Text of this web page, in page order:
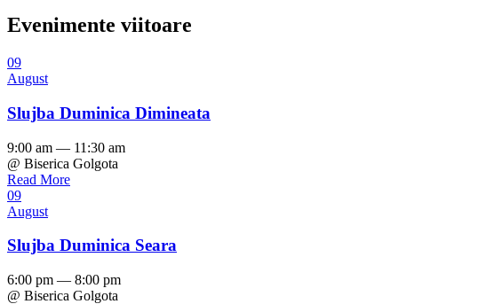
Evenimente viitoare
09
August
Slujba Duminica Dimineata
9:00 am — 11:30 am
@ Biserica Golgota
Read More
09
August
Slujba Duminica Seara
6:00 pm — 8:00 pm
@ Biserica Golgota